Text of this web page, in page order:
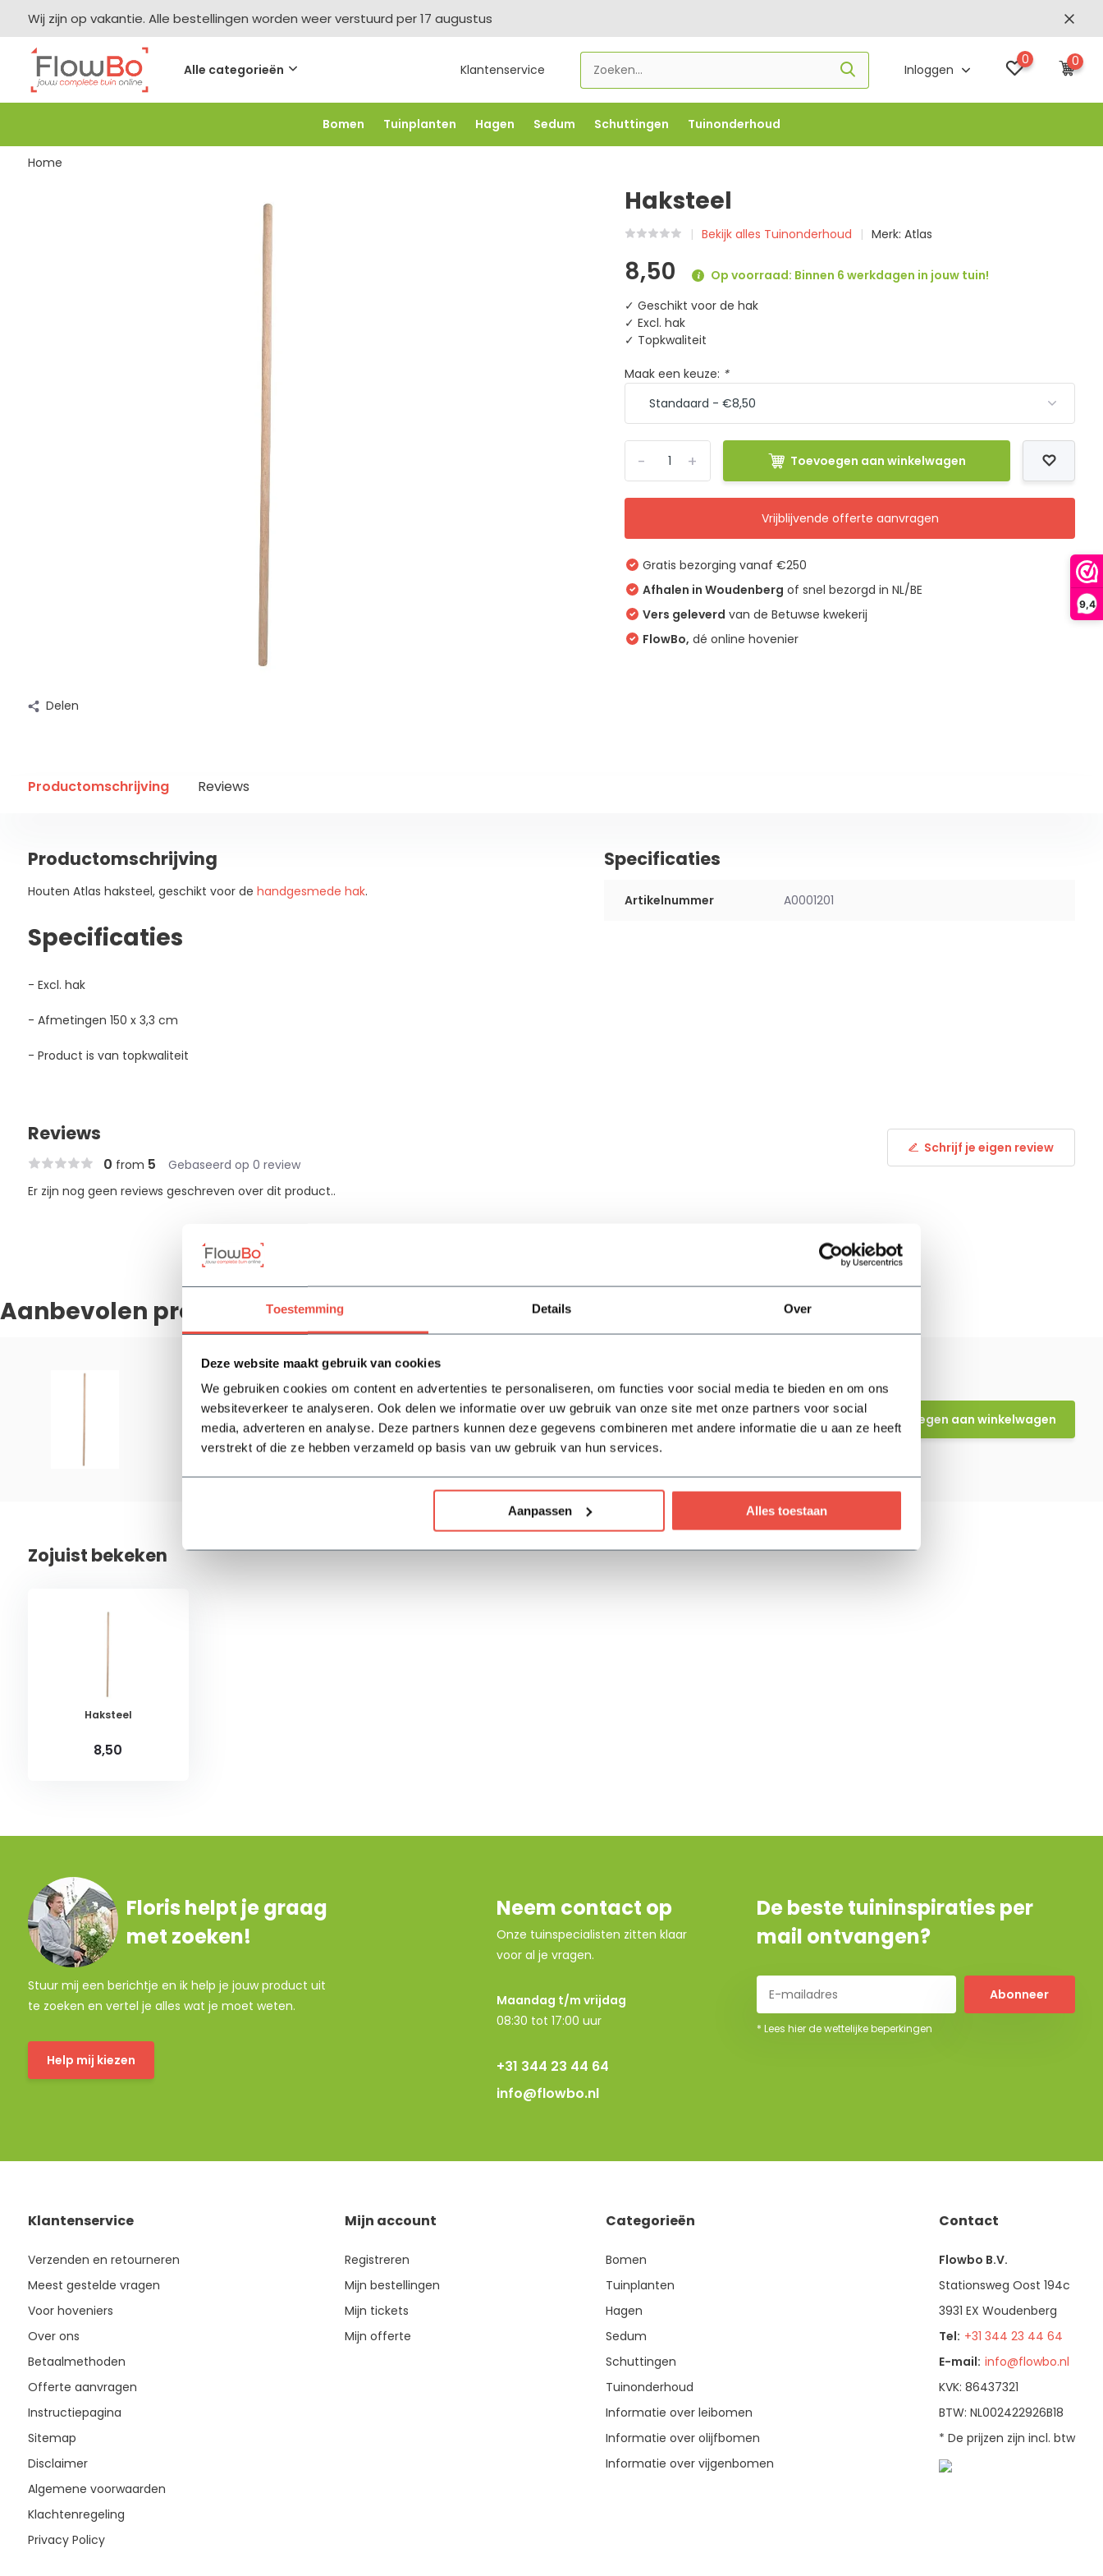
Toestemming Details Over
Deze website maakt gebruik van cookies
We gebruiken cookies om content en advertenties te personaliseren, om functies voor social media te bieden en om ons
websiteverkeer te analyseren. Ook delen we informatie over uw gebruik van onze site met onze partners voor social
media, adverteren en analyse. Deze partners kunnen deze gegevens combineren met andere informatie die u aan ze heeft
verstrekt of die ze hebben verzameld op basis van uw gebruik van hun services.
Aanpassen Alles toestaan
9,4
Wij zijn op vakantie. Alle bestellingen worden weer verstuurd per 17 augustus
Alle categorieën Klantenservice Inloggen
0 0
Bomen Tuinplanten Hagen Sedum Schuttingen Tuinonderhoud
-2,5% vanaf €250 -FLOWBO250 -5% vanaf €500 -FLOWBO500 -7,5% vanaf €1000 -
Home
Delen
Haksteel
Bekijk alles Tuinonderhoud Merk:Atlas
8,50
Op voorraad: Binnen 6 werkdagen in jouw tuin!
✓ Geschikt voor de hak
✓ Excl. hak
✓ Topkwaliteit
Maak een keuze: *
+
- Toevoegen aan winkelwagen
Vrijblijvende offerte aanvragen
Gratis bezorging vanaf €250
Afhalen in Woudenberg of snel bezorgd in NL/BE
Vers geleverd van de Betuwse kwekerij
FlowBo, dé online hovenier
Productomschrijving Reviews
Productomschrijving
Houten Atlas haksteel, geschikt voor de handgesmede hak.
Specificaties
- Excl. hak
- Afmetingen 150 x 3,3 cm
- Product is van topkwaliteit
Specificaties
Artikelnummer A0001201
Reviews
0 from 5 Gebaseerd op 0 review
Schrijf je eigen review
Er zijn nog geen reviews geschreven over dit product..
Aanbevolen producten
8,50 Haksteel
Op voorraad: Binnen 6 werkdagen in jouw tuin!
Toevoegen aan winkelwagen
Zojuist bekeken
Haksteel
8,50
Floris helpt je graag
met zoeken!
Stuur mij een berichtje en ik help je jouw product uit
te zoeken en vertel je alles wat je moet weten.
Help mij kiezen
Neem contact op
Onze tuinspecialisten zitten klaar
voor al je vragen.
Maandag t/m vrijdag
08:30 tot 17:00 uur
+31 344 23 44 64
info@flowbo.nl
De beste tuininspiraties per
mail ontvangen?
Abonneer
* Lees hier de wettelijke beperkingen
Klantenservice
Verzenden en retourneren
Meest gestelde vragen
Voor hoveniers
Over ons
Betaalmethoden
Offerte aanvragen
Instructiepagina
Sitemap
Disclaimer
Algemene voorwaarden
Klachtenregeling
Privacy Policy
Mijn account
Registreren
Mijn bestellingen
Mijn tickets
Mijn offerte
Categorieën
Bomen
Tuinplanten
Hagen
Sedum
Schuttingen
Tuinonderhoud
Informatie over leibomen
Informatie over olijfbomen
Informatie over vijgenbomen
Contact
Flowbo B.V.
Stationsweg Oost 194c
3931 EX Woudenberg
Tel: +31 344 23 44 64
E-mail: info@flowbo.nl
KVK: 86437321
BTW: NL002422926B18
* De prijzen zijn incl. btw